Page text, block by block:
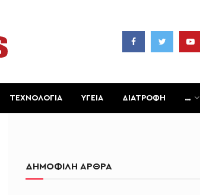
ΤΕΧΝΟΛΟΓΙΑ ΥΓΕΙΑ ΔΙΑΤΡΟΦΗ …
ΔΗΜΟΦΙΛΗ ΑΡΘΡΑ